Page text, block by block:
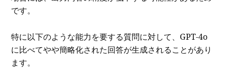
です。
特に以下のような能力を要する質問に対して、GPT-4o
に比べてやや簡略化された回答が生成されることがあり
ます。